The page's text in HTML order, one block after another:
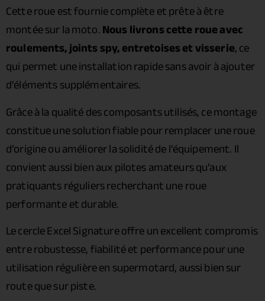
Cette roue est fournie complète et prête à être
montée sur la moto.Nous livrons cette roue avec
roulements, joints spy, entretoises et visserie, ce
qui permet une installation rapide sans avoir à ajouter
d’éléments supplémentaires.
Grâce à la qualité des composants utilisés, ce montage
constitue une solution fiable pour remplacer une roue
d’origine ou améliorer la solidité de l’équipement. Il
convient aussi bien aux pilotes amateurs qu’aux
pratiquants réguliers recherchant une roue
performante et durable.
Le cercle Excel Signature offre un excellent compromis
entre robustesse, fiabilité et performance pour une
utilisation régulière en supermotard, aussi bien sur
route que sur piste.